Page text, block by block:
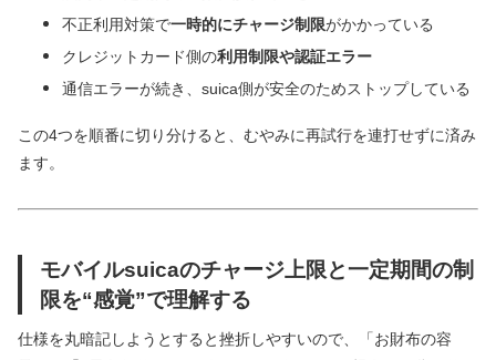
不正利用対策で一時的にチャージ制限がかかっている
クレジットカード側の利用制限や認証エラー
通信エラーが続き、suica側が安全のためストップしている
この4つを順番に切り分けると、むやみに再試行を連打せずに済み
ます。
モバイルsuicaのチャージ上限と一定期間の制
限を“感覚”で理解する
仕様を丸暗記しようとすると挫折しやすいので、「お財布の容